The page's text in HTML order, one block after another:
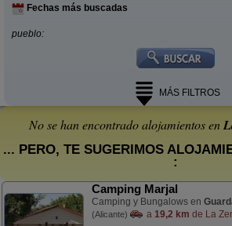
Fechas más buscadas
pueblo:
MÁS FILTROS
No se han encontrado alojamientos en
... PERO, TE SUGERIMOS
:
Camping Marjal
Camping y Bungalows en
(Alicante) a 19,2 km de La